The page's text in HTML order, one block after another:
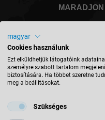
magyar
Cookies használunk
Ezt elküldhetjük látogatóink
személyre szabott tartalom
biztosítására. Ha többet szeretne
meg a beállításokat.
Szükséges